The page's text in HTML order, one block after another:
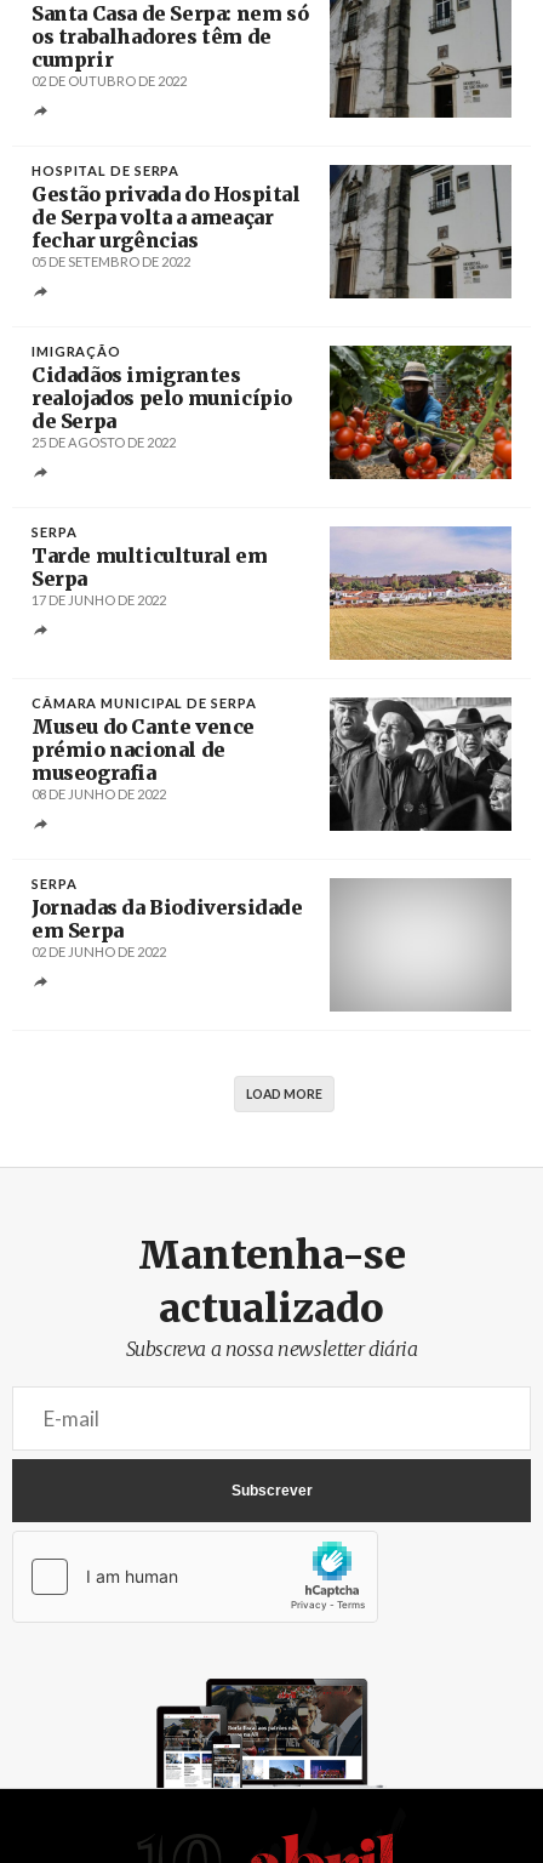
Santa Casa de Serpa: nem só
os trabalhadores têm de
cumprir
02 DE OUTUBRO DE 2022
HOSPITAL DE SERPA
Gestão privada do Hospital
de Serpa volta a ameaçar
fechar urgências
05 DE SETEMBRO DE 2022
IMIGRAÇÃO
Cidadãos imigrantes
realojados pelo município
de Serpa
25 DE AGOSTO DE 2022
SERPA
Tarde multicultural em
Serpa
17 DE JUNHO DE 2022
CÂMARA MUNICIPAL DE SERPA
Museu do Cante vence
prémio nacional de
museografia
08 DE JUNHO DE 2022
SERPA
Jornadas da Biodiversidade
em Serpa
02 DE JUNHO DE 2022
LOAD MORE
Mantenha-se
actualizado
Subscreva a nossa newsletter diária